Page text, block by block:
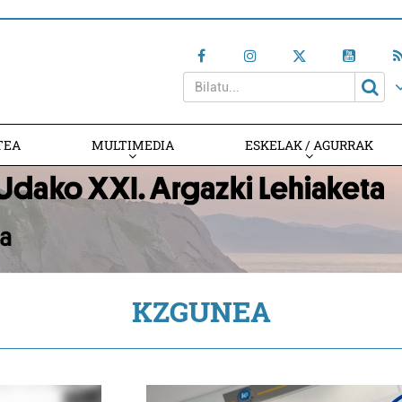
MULTIMEDIA ESKELAK / AGURRAK
KZGUNEA